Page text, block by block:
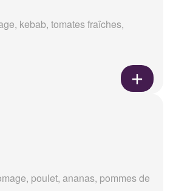
kebab, tomates fraîches,
poulet, ananas, pommes de